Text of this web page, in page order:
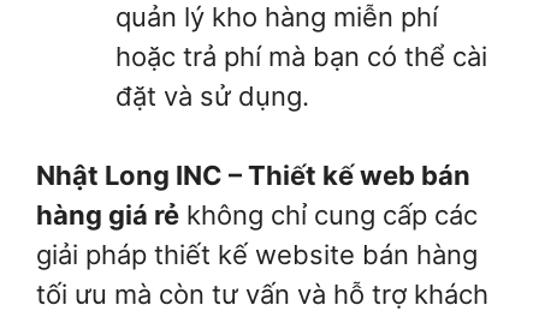
quản lý kho hàng miễn phí
hoặc trả phí mà bạn có thể cài
đặt và sử dụng.
Nhật Long INC – Thiết kế web bán
hàng giá rẻ không chỉ cung cấp các
giải pháp thiết kế website bán hàng
tối ưu mà còn tư vấn và hỗ trợ khách